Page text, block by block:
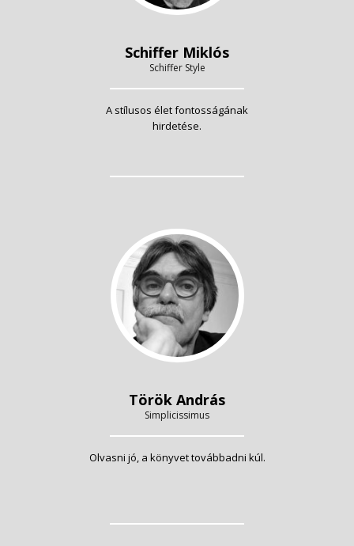
Schiffer Miklós
Schiffer Style
A stílusos élet fontosságának
hirdetése.
Török András
Simplicissimus
Olvasni jó, a könyvet továbbadni kúl.